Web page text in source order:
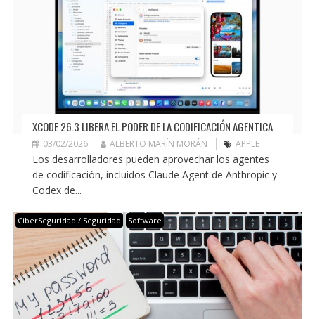
XCODE 26.3 LIBERA EL PODER DE LA CODIFICACIÓN AGENTICA
03/02/2026 ALBERTO MARÍN MORÁN APPLE
Los desarrolladores pueden aprovechar los agentes
de codificación, incluidos Claude Agent de Anthropic y
Codex de...
CiberSeguridad / Seguridad Software